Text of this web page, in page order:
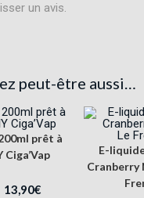
un avis.
peut-être aussi…
prêt à
Ciga’Vap
13,90€
E-
Cranberry